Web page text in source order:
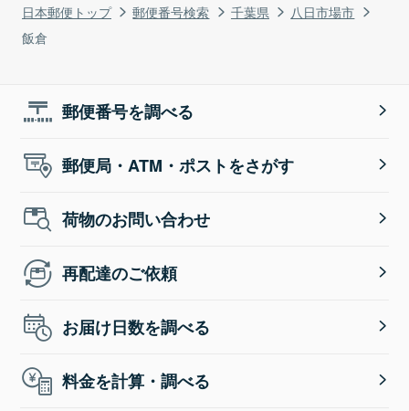
日本郵便トップ 郵便番号検索 千葉県
八日市場市
飯倉
郵便番号を調べる
郵便局・ATM・ポストをさがす
荷物のお問い合わせ
再配達のご依頼
お届け日数を調べる
料金を計算・調べる